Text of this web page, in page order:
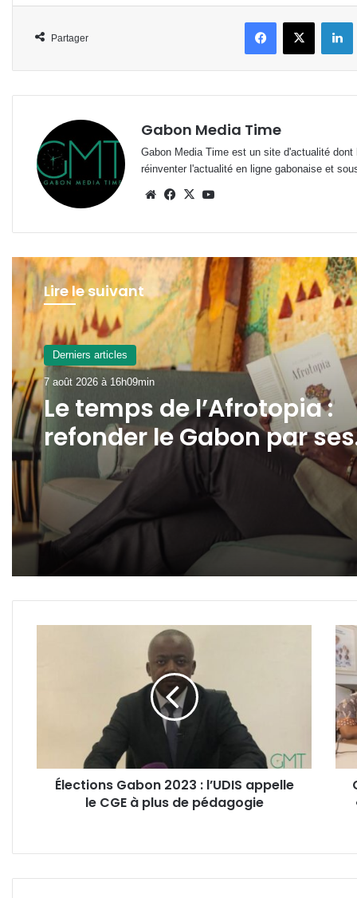
Partager
FacebookX
Gabon Media Time
Gabon Media Time est un site d'actualité
réinventer l'actualité en ligne gabonaise et
WebsiteFacebook
X
Lire le suivant
Derniers articles
7 août 2026 à 16h09min
Le temps de l’Afrotopia :
refonder le Gabon par ses
propres forces
à
Élections Gabon 2023 : l’UDIS appelle
le CGE à plus de pédagogie
:
2023
un
«
soi-
d’Ali